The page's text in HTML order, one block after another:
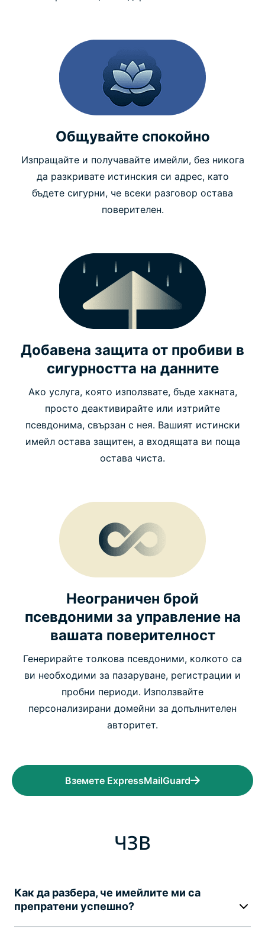
Общувайте спокойно
Изпращайте и получавайте имейли, без никога
да разкривате истинския си адрес, като
бъдете сигурни, че всеки разговор остава
поверителен.
Добавена защита от пробиви в
сигурността на данните
Ако услуга, която използвате, бъде хакната,
просто деактивирайте или изтрийте
псевдонима, свързан с нея. Вашият истински
имейл остава защитен, а входящата ви поща
остава чиста.
Неограничен брой
псевдоними за управление на
вашата поверителност
Генерирайте толкова псевдоними, колкото са
ви необходими за пазаруване, регистрации и
пробни периоди. Използвайте
персонализирани домейни за допълнителен
авторитет.
Вземете ExpressMailGuard
ЧЗВ
Как да разбера, че имейлите ми са
препратени успешно?